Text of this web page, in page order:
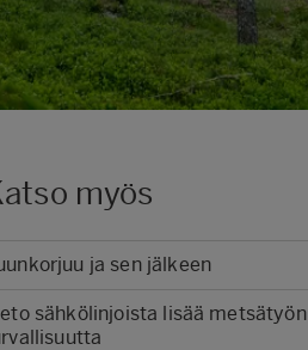
myös
ja sen jälkeen
sähkölinjoista lisää metsätyön